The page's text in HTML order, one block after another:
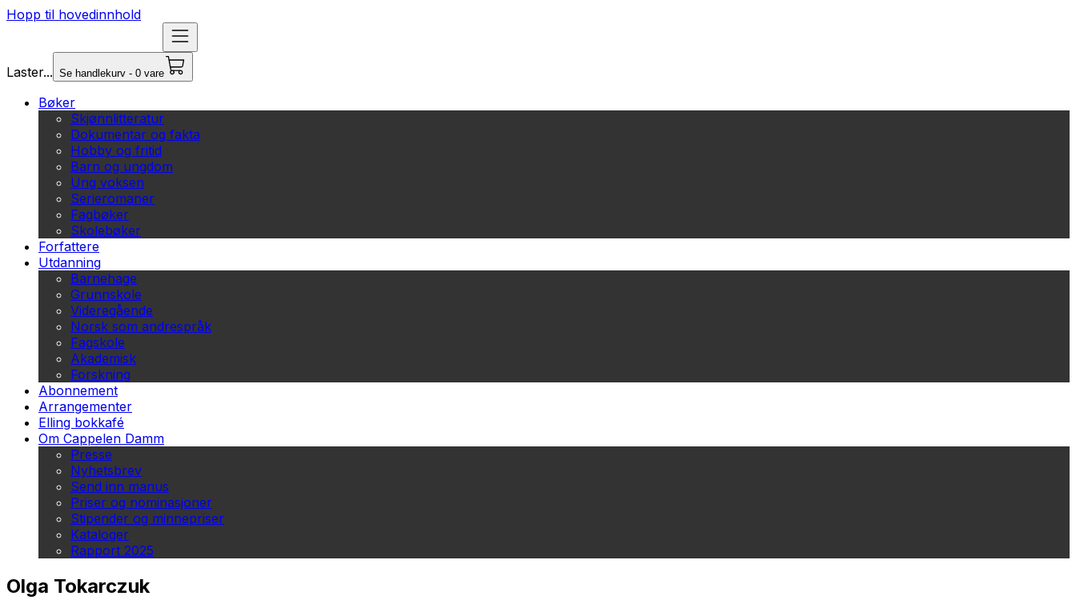
Hopp til hovedinnhold
Laster... Se handlekurv - 0 vare
Bøker
Skjønnlitteratur
Dokumentar og fakta
Hobby og fritid
Barn og ungdom
Ung voksen
Serieromaner
Fagbøker
Skolebøker
Forfattere
Utdanning
Barnehage
Grunnskole
Videregående
Norsk som andrespråk
Fagskole
Akademisk
Forskning
Abonnement
Arrangementer
Elling bokkafé
Om Cappelen Damm
Presse
Nyhetsbrev
Send inn manus
Priser og nominasjoner
Stipender og minnepriser
Kataloger
Rapport 2025
Olga Tokarczuk